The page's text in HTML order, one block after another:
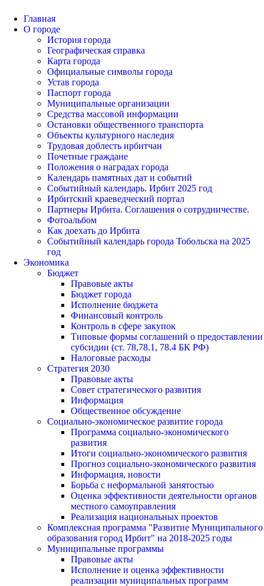
Главная
О городе
История города
Географическая справка
Карта города
Официальные символы города
Устав города
Паспорт города
Муниципальные организации
Средства массовой информации
Остановки общественного транспорта
Объекты культурного наследия
Трудовая доблесть ирбитчан
Почетные граждане
Положения о наградах города
Календарь памятных дат и событий
Событийный календарь. Ирбит 2025 год
Ирбитский краеведческий портал
Партнеры Ирбита. Соглашения о сотрудничестве.
Фотоальбом
Как доехать до Ирбита
Событийный календарь города Тобольска на 2025
год
Экономика
Бюджет
Правовые акты
Бюджет города
Исполнение бюджета
Финансовый контроль
Контроль в сфере закупок
Типовые формы соглашений о предоставлении
субсидии (ст. 78,78.1, 78.4 БК РФ)
Налоговые расходы
Стратегия 2030
Правовые акты
Совет стратегического развития
Информация
Общественное обсуждение
Социально-экономическое развитие города
Программа социально-экономического
развития
Итоги социально-экономического развития
Прогноз социально-экономического развития
Информация, новости
Борьба с неформальной занятостью
Оценка эффективности деятельности органов
местного самоуправления
Реализация национальных проектов
Комплексная программа "Развитие Муниципального
образования город Ирбит" на 2018-2025 годы
Муниципальные программы
Правовые акты
Исполнение и оценка эффективности
реализации муниципальных программ